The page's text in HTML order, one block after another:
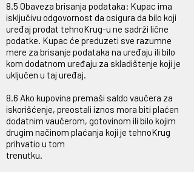
8.5 Obaveza brisanja podataka: Kupac ima
isključivu odgovornost da osigura da bilo koji
uređaj prodat tehnoKrug-u ne sadrži lične
podatke. Kupac će preduzeti sve razumne
mere za brisanje podataka na uređaju ili bilo
kom dodatnom uređaju za skladištenje koji je
uključen u taj uređaj.
8.6 Ako kupovina premaši saldo vaučera za
iskorišćenje, preostali iznos mora biti plaćen
dodatnim vaučerom, gotovinom ili bilo kojim
drugim načinom plaćanja koji je tehnoKrug
prihvatio u tom
trenutku.